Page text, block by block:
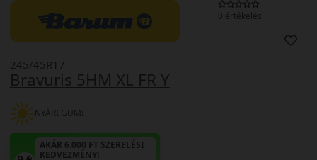
0 értékelés
Bravuris 5HM XL FR Y
245/45R17
NYÁRI GUMI
AKÁR 6.000 FT SZERELÉSI
KEDVEZMÉNY!